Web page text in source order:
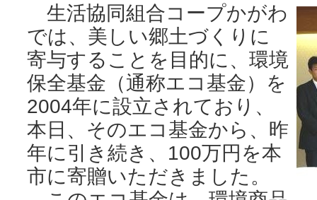
生活協同組合コープかがわ
では、美しい郷土づくりに
寄与することを目的に、環境
保全基金（通称エコ基金）を
2004年に設立されており、
本日、そのエコ基金から、昨
年に引き続き、100万円を本
市に寄贈いただきました。